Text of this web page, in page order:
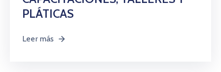
PLÁTICAS
Leer más